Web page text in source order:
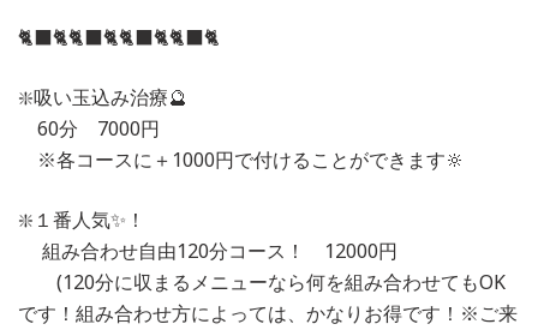
🐈‍⬛🐈🐈‍⬛🐈🐈‍⬛🐈🐈‍⬛🐈
❇️吸い玉込み治療🔮
60分 7000円
※各コースに＋1000円で付けることができます🔆
❇️１番人気✨！
組み合わせ自由120分コース！ 12000円
(120分に収まるメニューなら何を組み合わせてもOK
です！組み合わせ方によっては、かなりお得です！※ご来